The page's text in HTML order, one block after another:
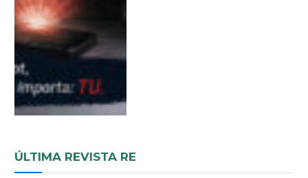
ÚLTIMA REVISTA RE